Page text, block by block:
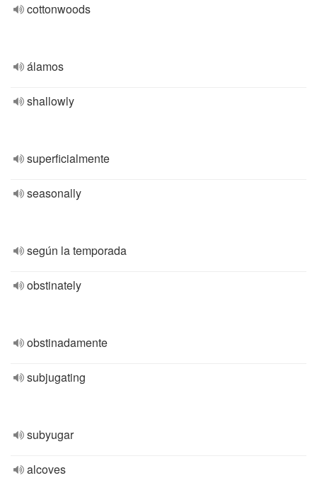
cottonwoods
álamos
shallowly
superficialmente
seasonally
según la temporada
obstinately
obstinadamente
subjugating
subyugar
alcoves